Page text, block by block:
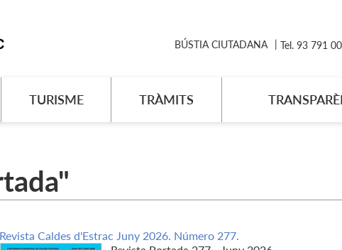
TURISME TRÀMITS
BÚSTIA CIUTADANA Tel. 93 791
Revista Caldes d'Estrac Juny 2026. Número 277.